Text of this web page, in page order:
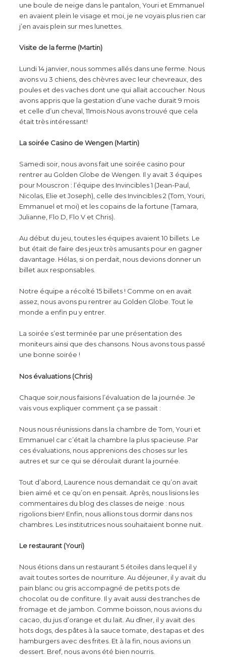
une boule de neige dans le pantalon, Youri et Emmanuel
en avaient plein le visage et moi, je ne voyais plus rien car
j’en avais plein sur mes lunettes.
Visite de la ferme (Martin)
Lundi 14 janvier, nous sommes allés dans une ferme. Nous
avons vu 3 chiens, des chèvres avec leur chevreaux, des
poules et des vaches dont une qui allait accoucher. Nous
avons appris que la gestation d’une vache durait 9 mois
et celle d’un cheval, 11mois.Nous avons trouvé que cela
était très intéressant!
La soirée Casino de Wengen (Martin)
Samedi soir, nous avons fait une soirée casino pour
rentrer au Golden Globe de Wengen. Il y avait 3 équipes
pour Mouscron : l’équipe des Invincibles 1 (Jean-Paul,
Nicolas, Elie et Joseph), celle des Invincibles 2 (Tom, Youri,
Emmanuel et moi) et les copains de la fortune (Tamara,
Julianne, Flo D, Flo V et Chris).
Au début du jeu, toutes les équipes avaient 10 billets. Le
but était de faire des jeux très amusants pour en gagner
davantage. Hélas, si on perdait, nous devions donner un
billet aux responsables.
Notre équipe a récolté 15 billets ! Comme on en avait
assez, nous avons pu rentrer au Golden Globe. Tout le
monde a enfin pu y entrer.
La soirée s’est terminée par une présentation des
moniteurs ainsi que des chansons. Nous avons tous passé
une bonne soirée !
Nos évaluations (Chris)
Chaque soir,nous faisions l’évaluation de la journée. Je
vais vous expliquer comment ça se passait :
Nous nous réunissions dans la chambre de Tom, Youri et
Emmanuel car c’était la chambre la plus spacieuse. Par
ces évaluations, nous apprenions des choses sur les
autres et sur ce qui se déroulait durant la journée.
Tout d’abord, Laurence nous demandait ce qu’on avait
bien aimé et ce qu’on en pensait. Après, nous lisions les
commentaires du blog des classes de neige : nous
rigolions bien! Enfin, nous allions tous dormir dans nos
chambres. Les institutrices nous souhaitaient bonne nuit.
Le restaurant (Youri)
Nous étions dans un restaurant 5 étoiles dans lequel il y
avait toutes sortes de nourriture. Au déjeuner, il y avait du
pain blanc ou gris accompagné de petits pots de
chocolat ou de confiture. Il y avait aussi des tranches de
fromage et de jambon. Comme boisson, nous avions du
cacao, du jus d’orange et du lait. Au dîner, il y avait des
hots dogs, des pâtes à la sauce tomate, des tapas et des
hamburgers avec des frites. Et à la fin, nous avions un
dessert. Bref, nous avons été bien nourris.